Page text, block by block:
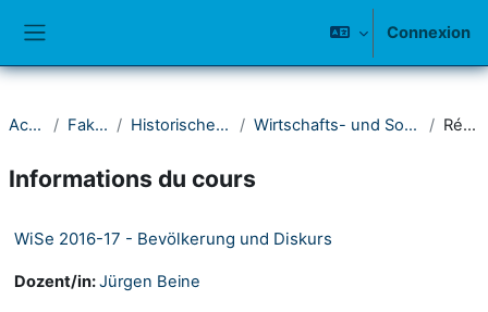
Connexion
Accueil Fakultät I Historisches Seminar Wirtschafts- und Sozialgeschichte Résumé
Informations du cours
WiSe 2016-17 - Bevölkerung und Diskurs
Dozent/in:Jürgen Beine